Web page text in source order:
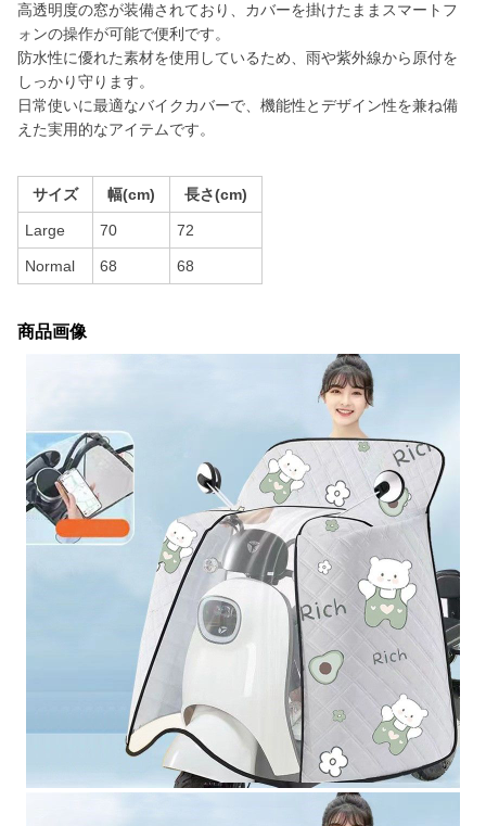
高透明度の窓が装備されており、カバーを掛けたままスマートフ
ォンの操作が可能で便利です。
防水性に優れた素材を使用しているため、雨や紫外線から原付を
しっかり守ります。
日常使いに最適なバイクカバーで、機能性とデザイン性を兼ね備
えた実用的なアイテムです。
サイズ 幅(cm) 長さ(cm)
Large 70 72
Normal 68 68
商品画像